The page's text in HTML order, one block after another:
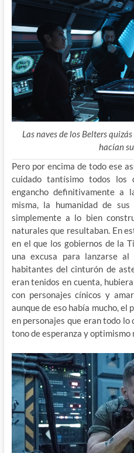
Las naves de los Belters
hacían
Pero por encima de todo ese
cuidado tantísimo todos
engancho definitivamente a
misma, la humanidad de
simplemente a lo bien
naturales que resultaban. En
en el que los gobiernos de la
una excusa para lanzarse
habitantes del cinturón de
eran tenidos en cuenta,
con personajes cínicos y
aunque de eso había mucho,
en personajes que eran todo
tono de esperanza y optimismo